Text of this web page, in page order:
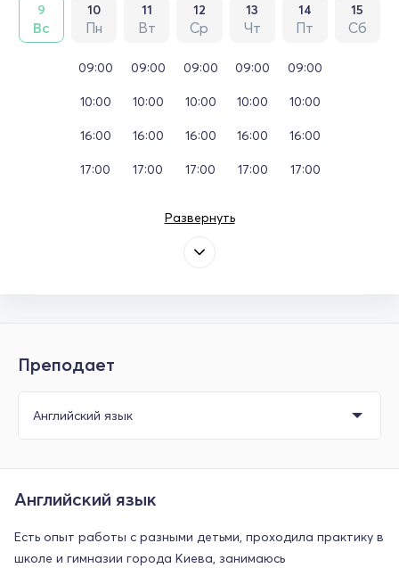
9
Вс
10
Пн
11
Вт
12
Ср
13
Чт
14
Пт
15
Сб
09:00
10:00
16:00
17:00
09:00
10:00
16:00
17:00
09:00
10:00
16:00
17:00
09:00
10:00
16:00
17:00
09:00
10:00
16:00
17:00
Развернуть
Преподает
Английский язык
Есть опыт работы с разными детьми, проходила практику в
школе и гимназии города Киева, занимаюсь